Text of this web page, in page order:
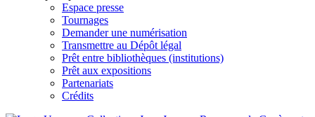
Espace presse
Tournages
Demander une numérisation
Transmettre au Dépôt légal
Prêt entre bibliothèques (institutions)
Prêt aux expositions
Partenariats
Crédits